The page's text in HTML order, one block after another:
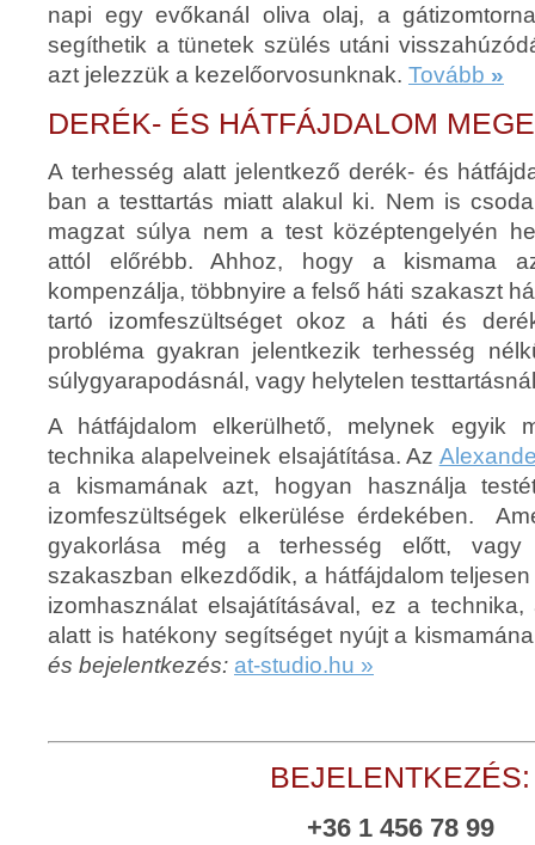
napi egy evőkanál oliva olaj, a
segíthetik a tünetek szülés utáni
azt jelezzük a kezelőorvosunknak. Tovább »
DERÉK- ÉS HÁTFÁJDALOM
A terhesség alatt jelentkező derék- és
ban a testtartás miatt alakul ki. Nem is
magzat súlya nem a test középtengelyén
attól előrébb. Ahhoz, hogy a kismama
kompenzálja, többnyire a felső háti szakaszt
tartó izomfeszültséget okoz a háti és
probléma gyakran jelentkezik terhesség
súlygyarapodásnál, vagy helytelen
A hátfájdalom elkerülhető, melynek egyik
technika alapelveinek elsajátítása. Az
a kismamának azt, hogyan használja
izomfeszültségek elkerülése érdekében.
gyakorlása még a terhesség előtt,
szakaszban elkezdődik, a hátfájdalom
izomhasználat elsajátításával, ez a
alatt is hatékony segítséget nyújt a
és bejelentkezés: at-studio.hu »
BEJELENTKEZÉS:
+36 1 456 78 99